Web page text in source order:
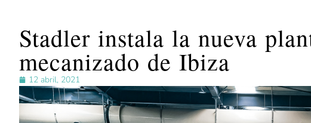
Stadler instala la nueva
mecanizado de Ibiza
12 abril, 2021